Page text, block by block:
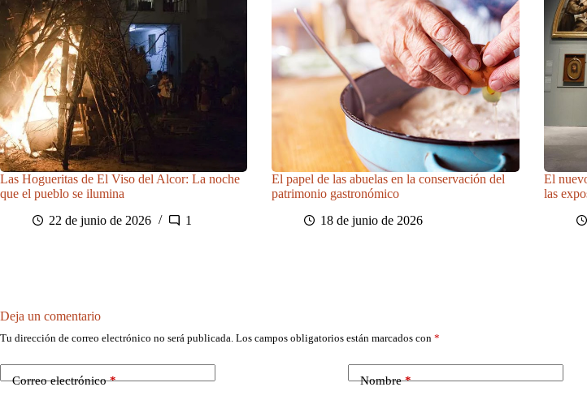
Las Hogueritas de El Viso del Alcor: La noche
que el pueblo se ilumina
22 de junio de 2026
1
El papel de las abuelas en la conservación del
patrimonio gastronómico
18 de junio de 2026
El
las
Deja un comentario
Tu dirección de correo electrónico no será publicada. Los campos obligatorios están marcados con *
Correo electrónico* Nombre*